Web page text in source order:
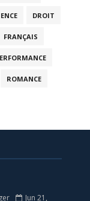
DROIT
FRANÇAIS
ROMANCE
Jun 21,